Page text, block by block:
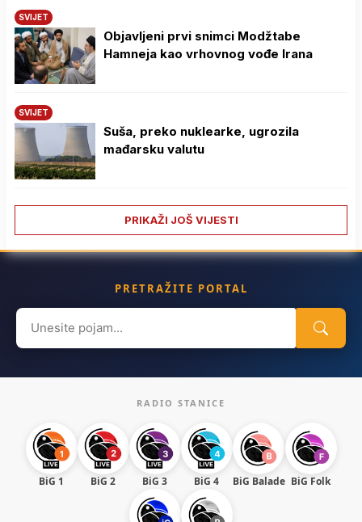
SVIJET
Objavljeni prvi snimci Modžtabe
Hamneja kao vrhovnog vođe Irana
SVIJET
Suša, preko nuklearke, ugrozila
mađarsku valutu
PRIKAŽI JOŠ VIJESTI
PRETRAŽITE PORTAL
Search
for:
RADIO STANICE
BiG 1 BiG 2 BiG 3 BiG 4 BiG Balade BiG Folk